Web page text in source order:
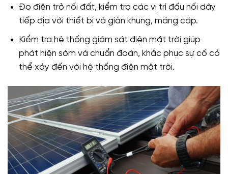
Đo điện trở nối đất, kiểm tra các vị trí đấu nối dây
tiếp địa với thiết bị và giàn khung, máng cáp.
Kiểm tra hệ thống giám sát điện mặt trời giúp
phát hiện sớm và chuẩn đoán, khắc phục sự cố có
thể xảy đến với hệ thống điện mặt trời.